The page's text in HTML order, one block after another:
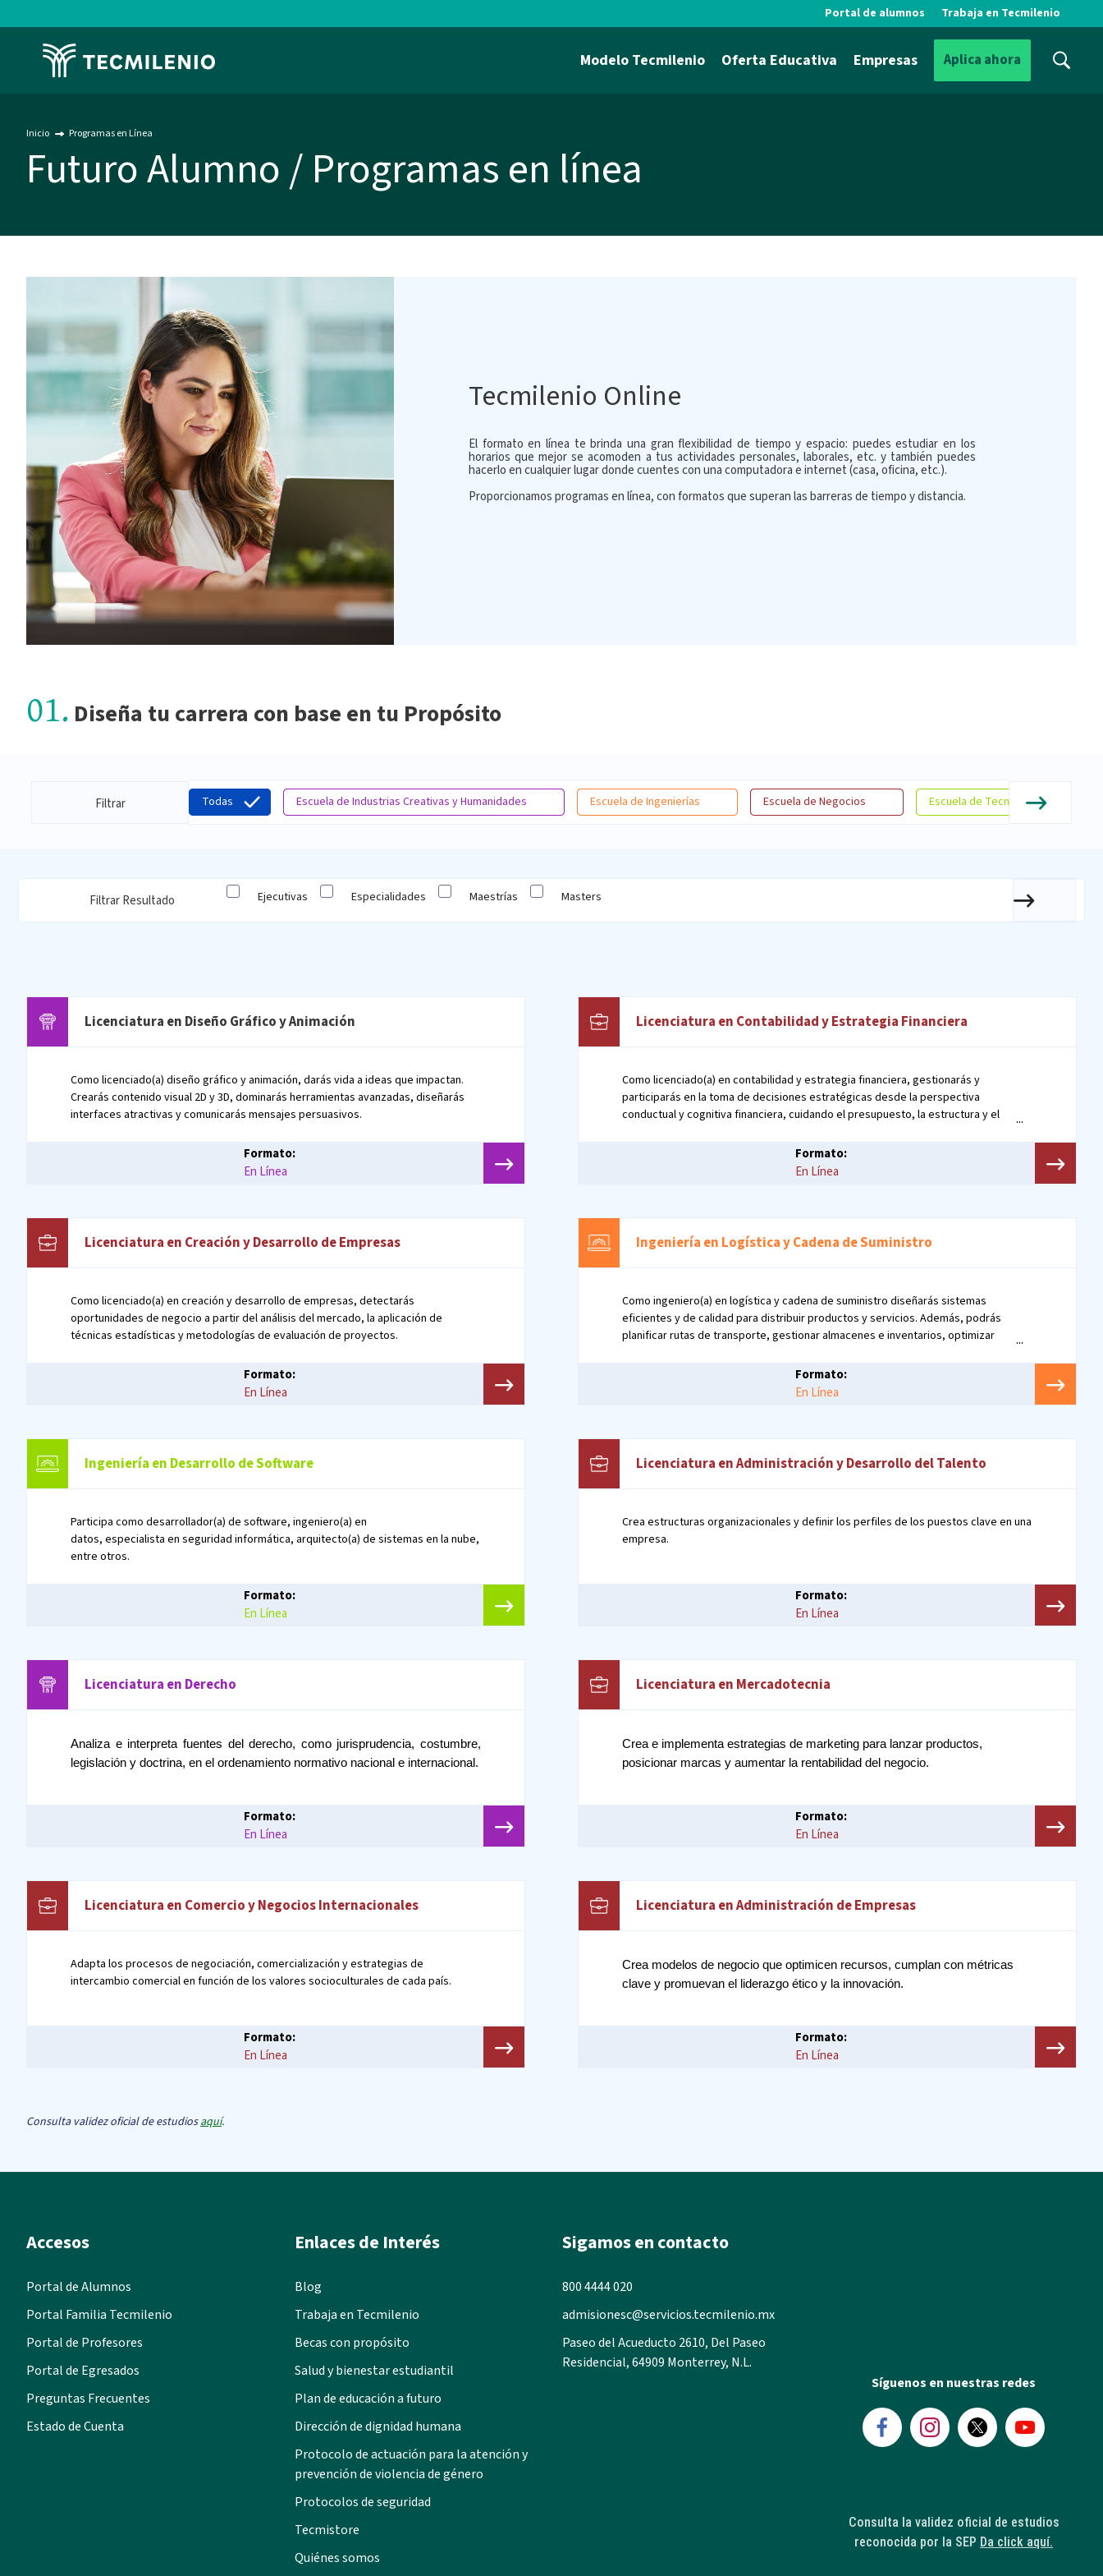
al
contenido
Portal de alumnos Trabaja en Tecmilenio
Image Modelo Tecmilenio Oferta Educativa Empresas Aplica ahora
Inicio Programas en Línea
Futuro Alumno / Programas en línea
Tecmilenio Online
El formato en línea te brinda una gran flexibilidad de tiempo y espacio: puedes estudiar en los
horarios que mejor se acomoden a tus actividades personales, laborales, etc. y también puedes
hacerlo en cualquier lugar donde cuentes con una computadora e internet (casa, oficina, etc.).
Proporcionamos programas en línea, con formatos que superan las barreras de tiempo y distancia.
01. Diseña tu carrera con base en tu Propósito
Filtrar Todas Escuela de Industrias Creativas y Humanidades Escuela de Ingenierías Escuela de Negocios Escuela de Tecnologías de la
Filtrar Resultado Ejecutivas Especialidades Maestrías Masters
Licenciatura en Diseño Gráfico y Animación
Como licenciado(a) diseño gráfico y animación, darás vida a ideas que impactan.
Crearás contenido visual 2D y 3D, dominarás herramientas avanzadas, diseñarás
interfaces atractivas y comunicarás mensajes persuasivos.
Formato:
En Línea
Licenciatura en Contabilidad y Estrategia Financiera
Como licenciado(a) en contabilidad y estrategia financiera, gestionarás y
participarás en la toma de decisiones estratégicas desde la perspectiva
conductual y cognitiva financiera, cuidando el presupuesto, la estructura y el
Formato:
En Línea
Licenciatura en Creación y Desarrollo de Empresas
Como licenciado(a) en creación y desarrollo de empresas, detectarás
oportunidades de negocio a partir del análisis del mercado, la aplicación de
técnicas estadísticas y metodologías de evaluación de proyectos.
Formato:
En Línea
Ingeniería en Logística y Cadena de Suministro
Como ingeniero(a) en logística y cadena de suministro diseñarás sistemas
eficientes y de calidad para distribuir productos y servicios. Además, podrás
planificar rutas de transporte, gestionar almacenes e inventarios, optimizar
Formato:
En Línea
Ingeniería en Desarrollo de Software
Participa como desarrollador(a) de software, ingeniero(a) en
datos, especialista en seguridad informática, arquitecto(a) de sistemas en la nube,
entre otros.
Formato:
En Línea
Licenciatura en Administración y Desarrollo del Talento
Crea estructuras organizacionales y definir los perfiles de los puestos clave en una
empresa.
Formato:
En Línea
Licenciatura en Derecho
Analiza e interpreta fuentes del derecho, como jurisprudencia, costumbre,
legislación y doctrina, en el ordenamiento normativo nacional e internacional.
Formato:
En Línea
Licenciatura en Mercadotecnia
Crea e implementa estrategias de marketing para lanzar productos,
posicionar marcas y aumentar la rentabilidad del negocio.
Formato:
En Línea
Licenciatura en Comercio y Negocios Internacionales
Adapta los procesos de negociación, comercialización y estrategias de
intercambio comercial en función de los valores socioculturales de cada país.
Formato:
En Línea
Licenciatura en Administración de Empresas
Crea modelos de negocio que optimicen recursos, cumplan con métricas
clave y promuevan el liderazgo ético y la innovación.
Formato:
En Línea
Consulta validez oficial de estudiosaquí.
Accesos
Portal de Alumnos
Portal Familia Tecmilenio
Portal de Profesores
Portal de Egresados
Preguntas Frecuentes
Estado de Cuenta
Enlaces de Interés
Blog
Trabaja en Tecmilenio
Becas con propósito
Salud y bienestar estudiantil
Plan de educación a futuro
Dirección de dignidad humana
Protocolo de actuación para la atención y
prevención de violencia de género
Protocolos de seguridad
Tecmistore
Quiénes somos
Sigamos en contacto
800 4444 020
admisionesc@servicios.tecmilenio.mx
Paseo del Acueducto 2610, Del Paseo
Residencial, 64909 Monterrey, N.L.
Síguenos en nuestras redes
Consulta la validez oficial de estudios
reconocida por la SEP Da click aquí.